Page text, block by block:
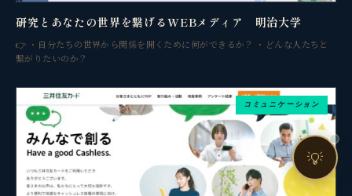
研究とあなたの世界を繋げるWEBメディア 明治大学
👉 ・自分たちの世界から関係を開くために何ができるか？ ・どんな人たちと
繋がりたいのか？
コミュニケーション
💡
お問い合わせ